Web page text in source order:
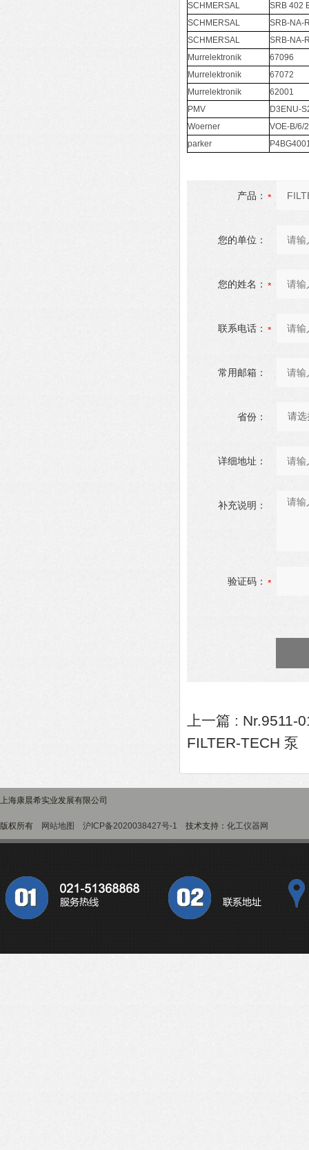
SCHMERSAL
SRB 402
SCHMERSAL
SRB-NA-
SCHMERSAL
SRB-NA-
Murrelektronik
67096
Murrelektronik
67072
Murrelektronik
62001
PMV
D3ENU-
Woerner
VOE-B/6/
parker
产品：
您的单位：
您的姓名：
联系电话：
常用邮箱：
省份：
详细地址：
补充说明：
验证码：
上一篇 : Nr.9511-
FILTER-TECH 泵
上海康晨希实业发展有限公司
版权所有 网站地图 沪ICP备2020038427号-1 技术支持： 化工仪器网